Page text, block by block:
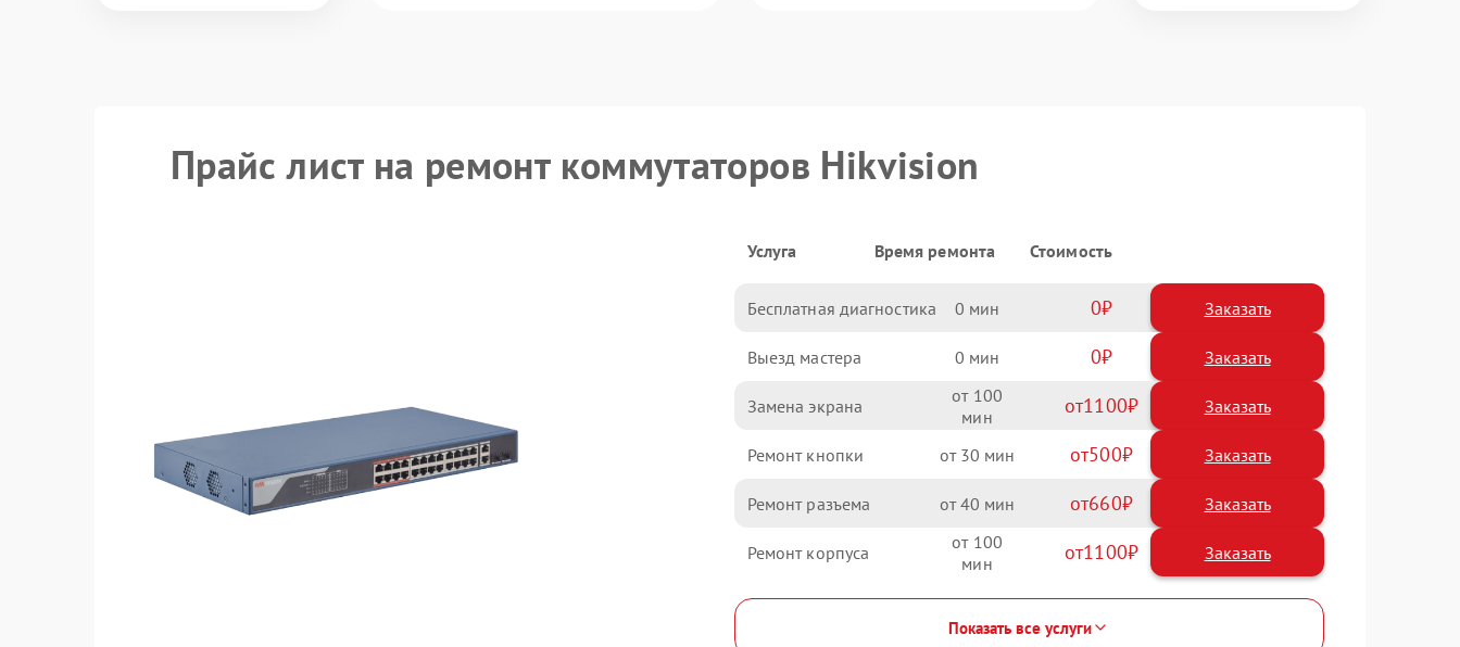
Прайс лист на ремонт коммутаторов Hikvision
Услуга Время ремонта Стоимость
Бесплатная диагностика 0 0 Заказать
Выезд мастера 0 0 Заказать
Замена экрана 100 1100
Ремонт кнопки 30 500
Ремонт разъема 40 660
Ремонт корпуса 100 1100
Показать все услуги